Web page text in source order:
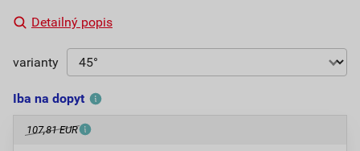
Detailný popis
varianty
Iba na dopyt
107,81 EUR